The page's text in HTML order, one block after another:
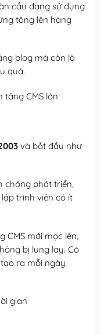
cầu đang sử dụng
tăng lên hàng
blog mà còn là
quả.
tảng CMS lớn
và bắt đầu như
chóng phát triển,
trình viên có ít
CMS mới mọc lên,
bị lung lay. Có
ra mỗi ngày
gian